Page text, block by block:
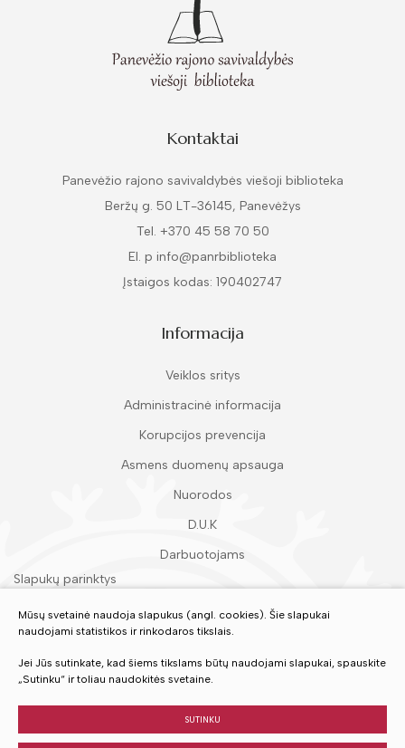
Kontaktai
Panevėžio rajono savivaldybės viešoji biblioteka
Beržų g. 50 LT-36145, Panevėžys
Tel. +370 45 58 70 50
El. p info@panrbiblioteka
Įstaigos kodas: 190402747
Informacija
Veiklos sritys
Administracinė informacija
Korupcijos prevencija
Asmens duomenų apsauga
Nuorodos
D.U.K
Darbuotojams
Slapukų parinktys
Įvertinkite mūsų paslaugas
Mūsų svetainė naudoja slapukus (angl. cookies). Šie slapukai
naudojami statistikos ir rinkodaros tikslais.
Jei Jūs sutinkate, kad šiems tikslams būtų naudojami slapukai, spauskite
„Sutinku“ ir toliau naudokitės svetaine.
SUTINKU